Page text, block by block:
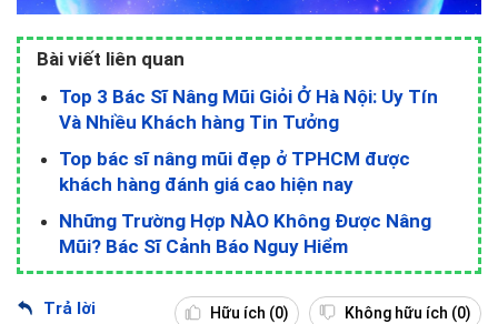
Bài viết liên quan
Top 3 Bác Sĩ Nâng Mũi Giỏi Ở Hà Nội: Uy Tín
Và Nhiều Khách hàng Tin Tưởng
Top bác sĩ nâng mũi đẹp ở TPHCM được
khách hàng đánh giá cao hiện nay
Những Trường Hợp NÀO Không Được Nâng
Mũi? Bác Sĩ Cảnh Báo Nguy Hiểm
Trả lời Hữu ích (0) Không hữu ích (0)